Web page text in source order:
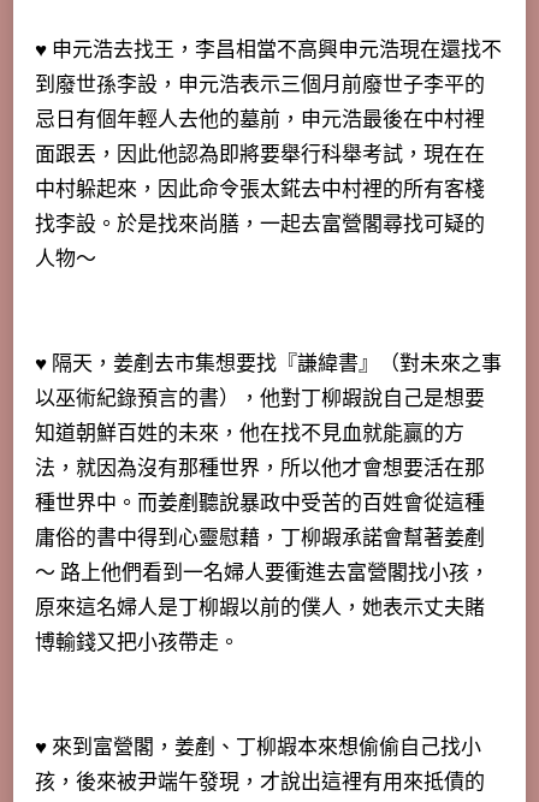
♥ 申元浩去找王，李昌相當不高興申元浩現在還找不
到廢世孫李設，申元浩表示三個月前廢世子李平的
忌日有個年輕人去他的墓前，申元浩最後在中村裡
面跟丟，因此他認為即將要舉行科舉考試，現在在
中村躲起來，因此命令張太錵去中村裡的所有客棧
找李設。於是找來尚膳，一起去富營閣尋找可疑的
人物～
♥ 隔天，姜剷去市集想要找『謙緯書』（對未來之事
以巫術紀錄預言的書），他對丁柳嘏說自己是想要
知道朝鮮百姓的未來， 他在找不見血就能贏的方
法，就因為沒有那種世界，所以他才會想要活在那
種世界中 。而姜剷聽說暴政中受苦的百姓會從這種
庸俗的書中得到心靈慰藉，丁柳嘏承諾會幫著姜剷
～ 路上他們看到一名婦人要衝進去富營閣找小孩，
原來這名婦人是丁柳嘏以前的僕人，她表示丈夫賭
博輸錢又把小孩帶走。
♥ 來到富營閣，姜剷、丁柳嘏本來想偷偷自己找小
孩，後來被尹端午發現，才說出這裡有用來抵債的